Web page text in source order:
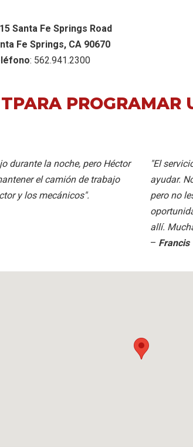
Santa Fe Springs Road
Fe Springs, CA 90670
: 562.941.2300
PARA PROGRAMAR
durante la noche, pero Héctor
el camión de trabajo
y los mecánicos".
"El
ayudar.
pero no
allí.
– Francis